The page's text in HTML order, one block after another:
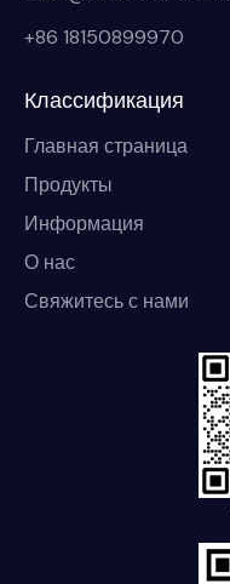
+86 18150899970
Классификация
Главная страница
Продукты
Информация
О нас
Свяжитесь с нами